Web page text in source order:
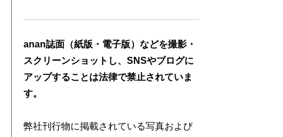
anan誌面（紙版・電子版）などを撮影・
スクリーンショットし、SNSやブログに
アップすることは法律で禁止されていま
す。
弊社刊行物に掲載されている写真および